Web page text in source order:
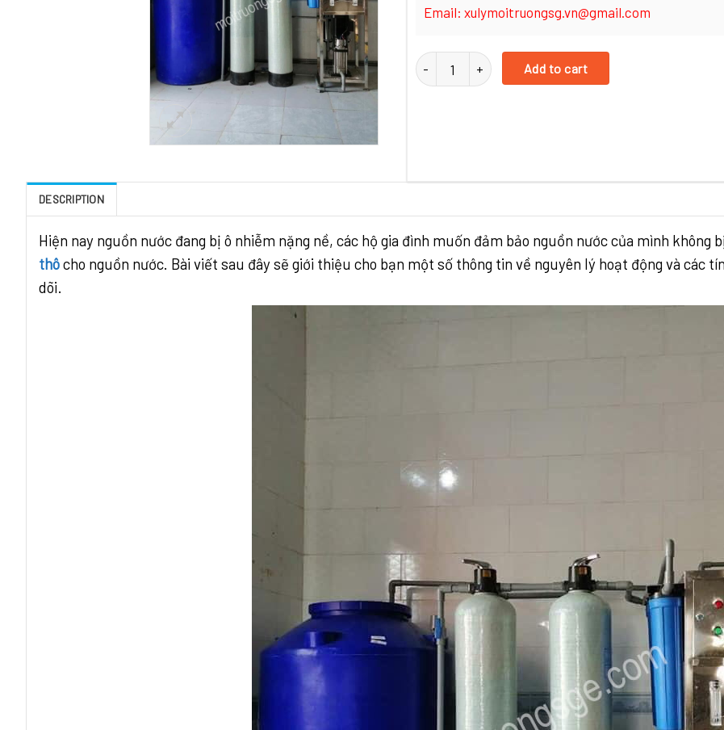
Email: xulymoitruongsg.vn@gmail.com
Cột lọc nước thô quantityAdd to cart
DESCRIPTION
Hiện nay nguồn nước đang bị ô nhiễm nặng nề, các hộ gia đình muốn đảm bảo nguồn nước của mình
thôcho nguồn nước. Bài viết sau đây sẽ giới thiệu cho bạn một số thông tin về nguyên lý hoạt động và các
dõi.